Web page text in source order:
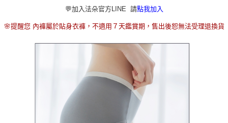
1.本服務係由「台灣大哥大股份有限公司」（以下簡稱本公司）所提供，讓
買賣價金債權讓與本公司後，依約使用本公司帳單繳交帳款。
資料（包含姓名、電話或地址）提供予台灣大哥大進項蒐集、處理及利用，
由本公司與您本人進行分期帳單所需資料之確認、核對及更正。
3.完整用戶服務條款，請詳閱以下連結：
https://oppay.tw/userRule
【不提供萊爾富取貨】
每筆NT$80，滿NT$790(含以上)免運費
每筆NT$80，滿NT$790(含以上)免運費
本島宅配（ 偏遠地區約需3-5工作天）
每筆NT$80，滿NT$790(含以上)免運費
💬加入法朵官方LINE 請點我加入
🌸提醒您 內褲屬於貼身衣褲，不適用７天鑑賞期，售出後恕無法受理退換貨